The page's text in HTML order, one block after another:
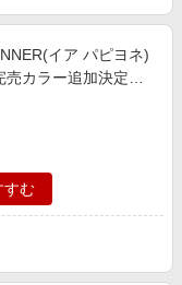
イア パピヨネ)
カラー追加決定！
シャツ【SUM1
タイル)】 ホワイト
すむ